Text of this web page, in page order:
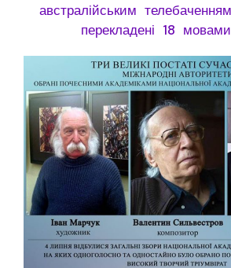
австралійським
перекладені 18